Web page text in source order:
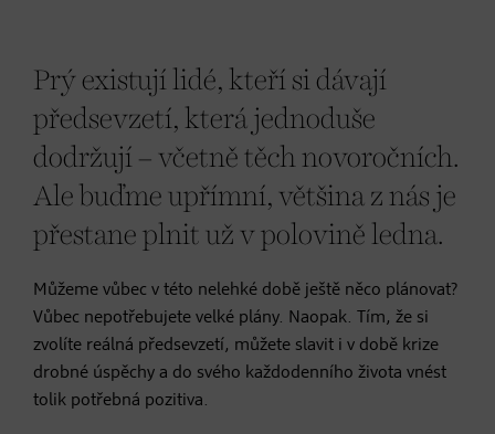
Prý existují lidé, kteří si dávají
předsevzetí, která jednoduše
dodržují – včetně těch novoročních.
Ale buďme upřímní, většina z nás je
přestane plnit už v polovině ledna.
Můžeme vůbec v této nelehké době ještě něco plánovat?
Vůbec nepotřebujete velké plány. Naopak. Tím, že si
zvolíte reálná předsevzetí, můžete slavit i v době krize
drobné úspěchy a do svého každodenního života vnést
tolik potřebná pozitiva.